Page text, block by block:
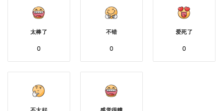
太棒了
0
不错
0
爱死了
0